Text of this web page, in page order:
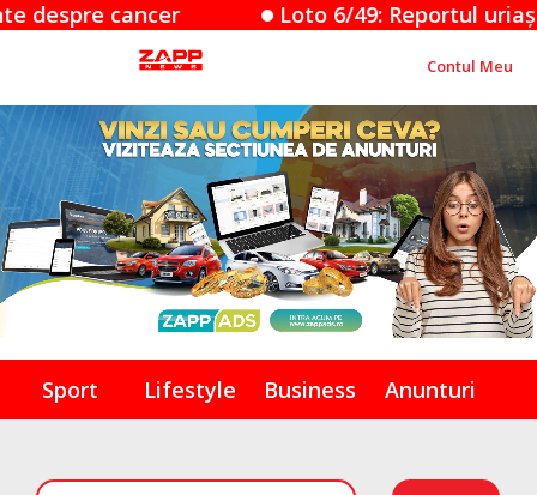
Loto 6/49: Reportul uriaș de peste 9,5
Contul Meu
Sport Lifestyle Business Anunturi